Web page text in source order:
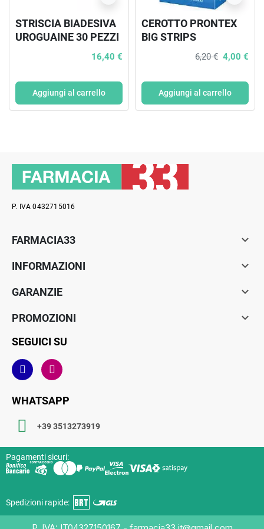
STRISCIA BIADESIVA
UROGUAINE 30 PEZZI
16,40 €
Aggiungi al carrello
CEROTTO PRONTEX
BIG STRIPS
ASTUCCIO DA 12
PEZZI FORMATO
6,20 € 4,00 €
Aggiungi al carrello
P. IVA 0432715016
FARMACIA33 
INFORMAZIONI 
GARANZIE 
PROMOZIONI 
SEGUICI SU
WHATSAPP
+39 3513273919
Pagamenti sicuri:
Spedizioni rapide: